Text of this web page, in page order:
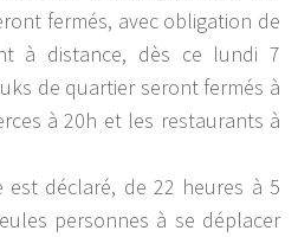
fermés, avec obligation de
à distance, dès ce lundi 7
de quartier seront fermés à
à 20h et les restaurants à
est déclaré, de 22 heures à 5
personnes à se déplacer